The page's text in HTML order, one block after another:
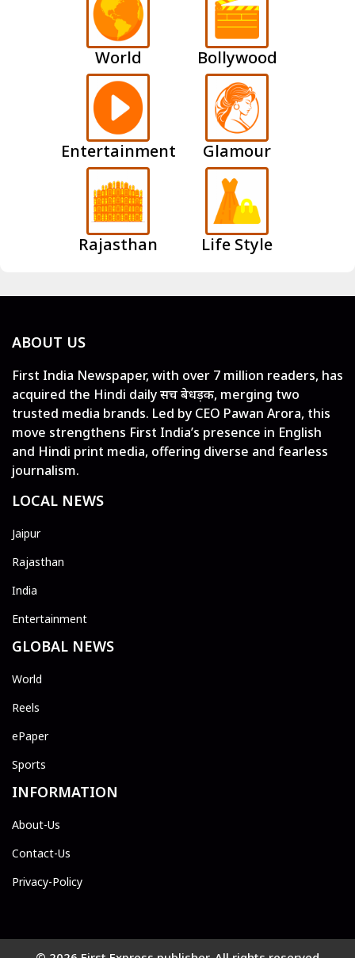
World Bollywood
Entertainment Glamour
Rajasthan Life Style
ABOUT US
First India Newspaper, with over 7 million readers, has
acquired the Hindi daily सच बेधड़क, merging two
trusted media brands. Led by CEO Pawan Arora, this
move strengthens First India’s presence in English
and Hindi print media, offering diverse and fearless
journalism.
LOCAL NEWS
Jaipur
Rajasthan
India
Entertainment
GLOBAL NEWS
World
Reels
ePaper
Sports
INFORMATION
About-Us
Contact-Us
Privacy-Policy